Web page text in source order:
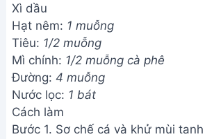
Xì dầu
Hạt nêm: 1 muỗng
Tiêu: 1/2 muỗng
Mì chính: 1/2 muỗng cà phê
Đường: 4 muỗng
Nước lọc: 1 bát
Cách làm
Bước 1. Sơ chế cá và khử mùi tanh